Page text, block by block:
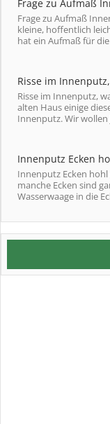
Frage zu Aufmaß
Frage zu Aufmaß
kleine, hoffentlich
hat ein Aufmaß für
Risse im
Risse im Innenputz,
alten Haus einige
Innenputz. Wir
Innenputz Ecken
Innenputz Ecken
manche Ecken sind
Wasserwaage in die